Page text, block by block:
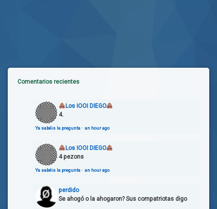
Comentarios recientes
Los IOOI DIEGO
4.
Ya sabéis la pregunta· an hour ago
Los IOOI DIEGO
4 pezons
Ya sabéis la pregunta· an hour ago
perdido
Se ahogó o la ahogaron? Sus compatriotas digo